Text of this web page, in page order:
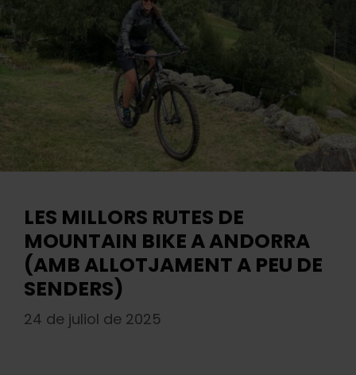
LES MILLORS RUTES DE
MOUNTAIN BIKE A ANDORRA
(AMB ALLOTJAMENT A PEU DE
SENDERS)
24 de juliol de 2025